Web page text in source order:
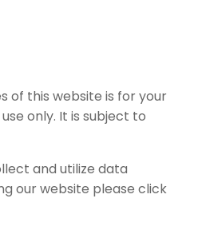
of this website is for your
only. It is subject to
and utilize data
our website please click